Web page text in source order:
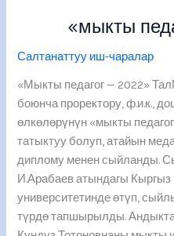
«мыкты
Салтанаттуу иш-чаралар
«Мыкты педагог — 2022»
боюнча проректору, ф.и.к.,
өлкөлөрүнүн «мыкты
татыктуу болуп, атайын
диплому менен сыйланды.
И.Арабаев атындагы Кыргыз
университетинде өтүп,
түрдө тапшырылды.